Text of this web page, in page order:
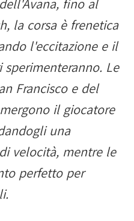
fino al
la corsa è frenetica
l'eccitazione e il
Le
Francisco e del
il giocatore
una
velocità, mentre le
perfetto per